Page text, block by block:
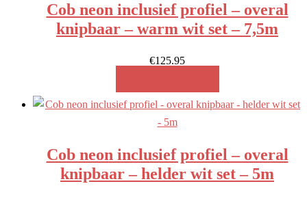
Cob neon inclusief profiel – overal
knipbaar – warm wit set – 7,5m
€125.95
Cob neon inclusief profiel – overal
knipbaar – helder wit set – 5m